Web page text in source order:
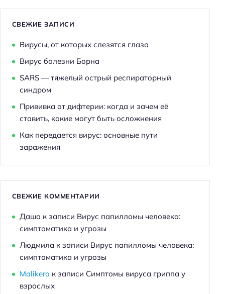
СВЕЖИЕ ЗАПИСИ
Вирусы, от которых слезятся глаза
Вирус болезни Борна
SARS — тяжелый острый респираторный
синдром
Прививка от дифтерии: когда и зачем её
ставить, какие могут быть осложнения
Как передается вирус: основные пути
заражения
СВЕЖИЕ КОММЕНТАРИИ
Даша к записи Вирус папилломы человека:
симптоматика и угрозы
Людмила к записи Вирус папилломы человека:
симптоматика и угрозы
Malikero к записи Симптомы вируса гриппа у
взрослых